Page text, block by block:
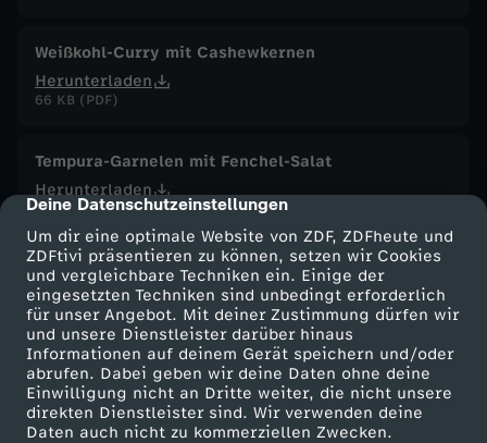
cmp-dialog-description
Deine Datenschutzeinstellungen
Um dir eine optimale Website von ZDF, ZDFheute und
ZDFtivi präsentieren zu können, setzen wir Cookies
und vergleichbare Techniken ein. Einige der
eingesetzten Techniken sind unbedingt erforderlich
für unser Angebot. Mit deiner Zustimmung dürfen wir
und unsere Dienstleister darüber hinaus
Informationen auf deinem Gerät speichern und/oder
abrufen. Dabei geben wir deine Daten ohne deine
Einwilligung nicht an Dritte weiter, die nicht unsere
direkten Dienstleister sind. Wir verwenden deine
Daten auch nicht zu kommerziellen Zwecken.
Weißkohl-Curry mit Cashewkernen
Herunterladen
66 KB (PDF)
Tempura-Garnelen mit Fenchel-Salat
Herunterladen
87 KB (PDF)
Briouats mit Hähnchenfüllung
Herunterladen
16 KB (PDF)
Grünkohl-Gemüsesuppe mit Grünkohlchips
Herunterladen
63 KB (PDF)